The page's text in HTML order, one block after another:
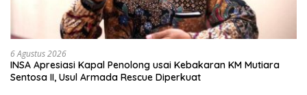
6 Agustus 2026
INSA Apresiasi Kapal Penolong usai Kebakaran KM Mutiara
Sentosa II, Usul Armada Rescue Diperkuat